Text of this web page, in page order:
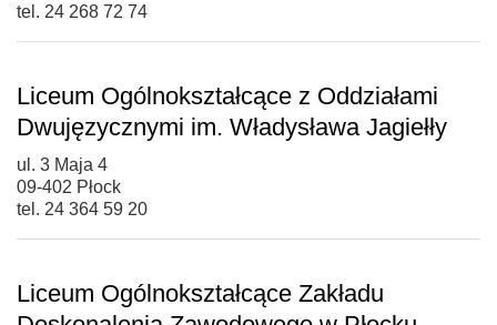
tel. 24 268 72 74
Liceum Ogólnokształcące z Oddziałami
Dwujęzycznymi im. Władysława Jagiełły
ul. 3 Maja 4
09-402 Płock
tel. 24 364 59 20
Liceum Ogólnokształcące Zakładu